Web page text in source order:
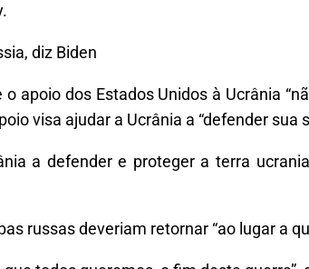
diz Biden
apoio dos Estados Unidos à Ucrânia
visa ajudar a Ucrânia a “defender sua
a defender e proteger a terra
russas deveriam retornar “ao lugar a